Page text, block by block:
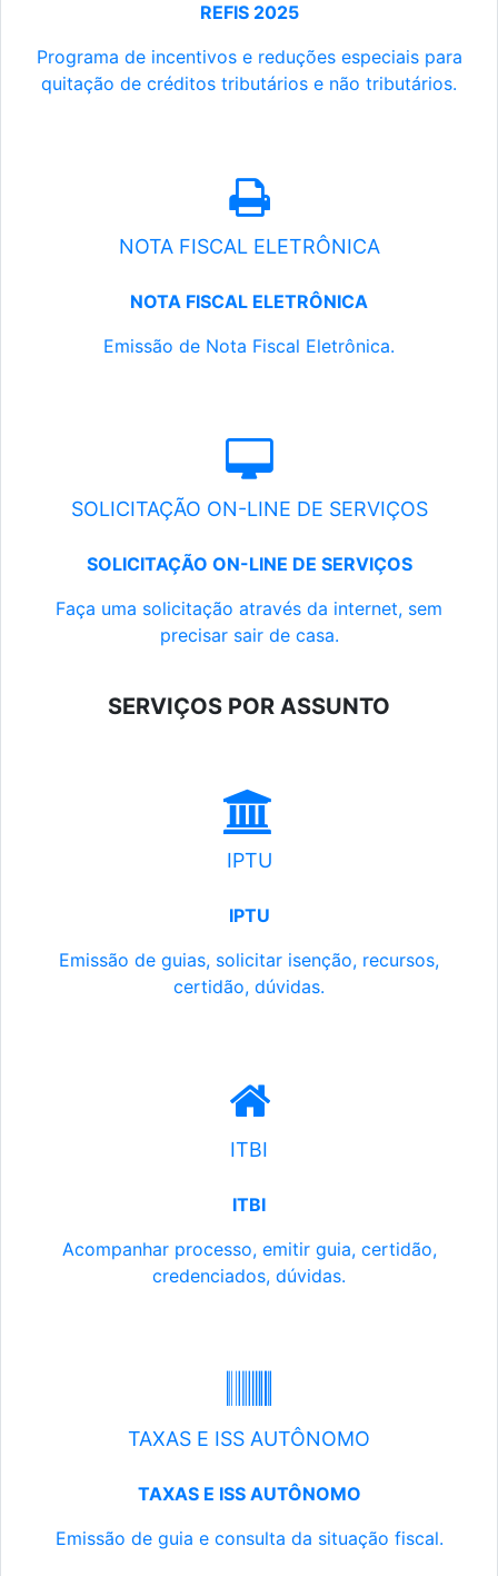
REFIS 2025
Programa de incentivos e reduções especiais para
quitação de créditos tributários e não tributários.
NOTA FISCAL ELETRÔNICA
NOTA FISCAL ELETRÔNICA
Emissão de Nota Fiscal Eletrônica.
SOLICITAÇÃO ON-LINE DE SERVIÇOS
SOLICITAÇÃO ON-LINE DE SERVIÇOS
Faça uma solicitação através da internet, sem
precisar sair de casa.
SERVIÇOS POR ASSUNTO
IPTU
IPTU
Emissão de guias, solicitar isenção, recursos,
certidão, dúvidas.
ITBI
ITBI
Acompanhar processo, emitir guia, certidão,
credenciados, dúvidas.
TAXAS E ISS AUTÔNOMO
TAXAS E ISS AUTÔNOMO
Emissão de guia e consulta da situação fiscal.